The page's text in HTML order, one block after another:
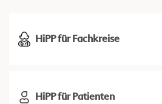
HiPP für Fachkreise
HiPP für Patienten